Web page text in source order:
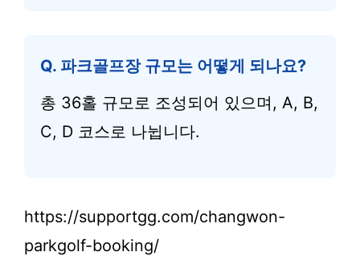
Q. 파크골프장 규모는 어떻게 되나요?
총 36홀 규모로 조성되어 있으며, A, B,
C, D 코스로 나뉩니다.
https://supportgg.com/changwon-
parkgolf-booking/